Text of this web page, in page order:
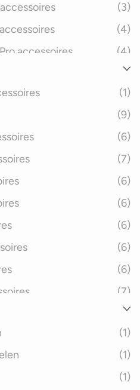
(3)
(4)
accessoires
(4)
(49)
(20)
(15)
(21)
(30)
(13)
(1)
(1)
(1)
(1)
(1)
(3)
(4)
(4)
(1)
(9)
(6)
(7)
(6)
(6)
(6)
(6)
(6)
(7)
(7)
(6)
(6)
(6)
(1)
(1)
(1)